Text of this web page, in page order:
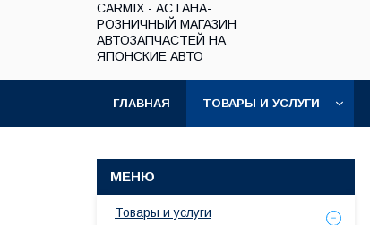
СARMIX - АСТАНА-
РОЗНИЧНЫЙ МАГАЗИН
АВТОЗАПЧАСТЕЙ НА
ЯПОНСКИЕ АВТО
ГЛАВНАЯ ТОВАРЫ И УСЛУГИ
Товары и услуги